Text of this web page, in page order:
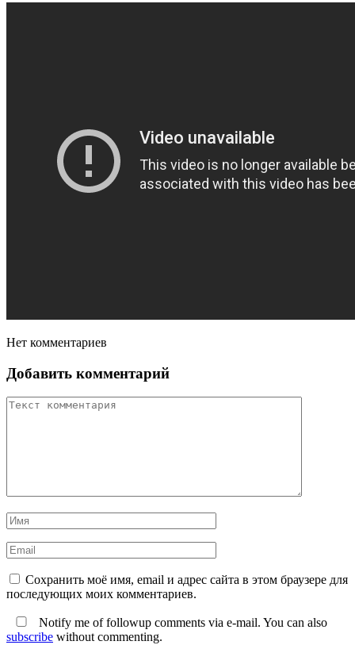
Нет комментариев
Добавить комментарий
Сохранить моё имя, email и адрес сайта в этом браузере для
последующих моих комментариев.
Notify me of followup comments via e-mail. You can also
subscribe without commenting.